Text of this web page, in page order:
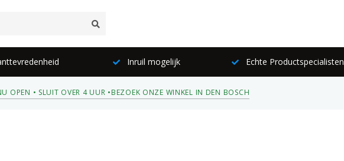
Inruil mogelijk Echte Productspecialisten
OPEN • SLUIT OVER 4 UUR •BEZOEK ONZE WINKEL IN DEN BOSCH